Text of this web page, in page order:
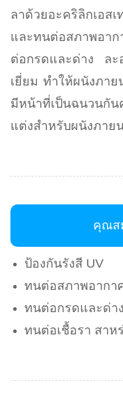
ลาด้วยอะคริลิกเอ
และทนต่อสภาพอา
ต่อกรดและด่าง ละ
เยี่ยม ทําให้ผนังภา
มีหน้าที่เป็นฉนวนกั
แต่งสําหรับผนังภาย
คุณส
ป้องกันรังสี UV
ทนต่อสภาพอากา
ทนต่อกรดและด่า
ทนต่อเชื้อรา สาห